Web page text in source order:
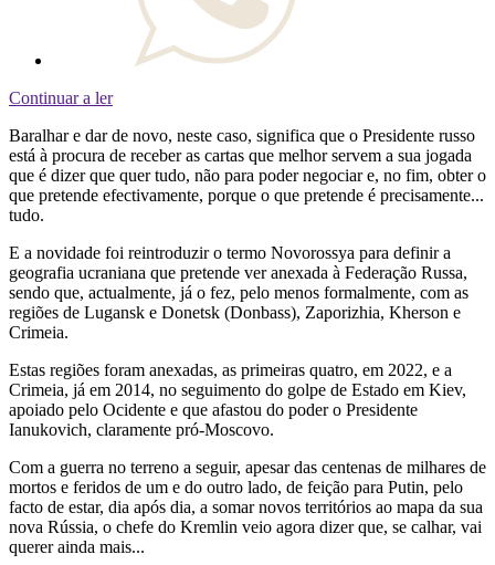
Continuar a ler
Baralhar e dar de novo, neste caso, significa que o Presidente russo
está à procura de receber as cartas que melhor servem a sua jogada
que é dizer que quer tudo, não para poder negociar e, no fim, obter o
que pretende efectivamente, porque o que pretende é precisamente...
tudo.
E a novidade foi reintroduzir o termo Novorossya para definir a
geografia ucraniana que pretende ver anexada à Federação Russa,
sendo que, actualmente, já o fez, pelo menos formalmente, com as
regiões de Lugansk e Donetsk (Donbass), Zaporizhia, Kherson e
Crimeia.
Estas regiões foram anexadas, as primeiras quatro, em 2022, e a
Crimeia, já em 2014, no seguimento do golpe de Estado em Kiev,
apoiado pelo Ocidente e que afastou do poder o Presidente
Ianukovich, claramente pró-Moscovo.
Com a guerra no terreno a seguir, apesar das centenas de milhares de
mortos e feridos de um e do outro lado, de feição para Putin, pelo
facto de estar, dia após dia, a somar novos territórios ao mapa da sua
nova Rússia, o chefe do Kremlin veio agora dizer que, se calhar, vai
querer ainda mais...